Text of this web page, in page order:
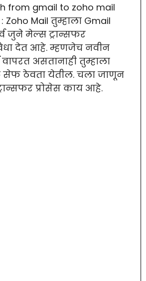
from gmail to zoho mail
Zoho Mail तुम्हाला Gmail
जुने मेल्स ट्रान्सफर
देत आहे. म्हणजेच नवीन
असतानाही तुम्हाला
ठेवता येतील. चला जाणून
प्रोसेस काय आहे.